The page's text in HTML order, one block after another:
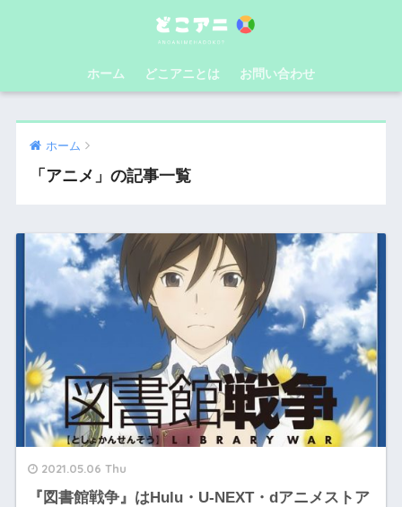
ホーム どこアニとは お問い合わせ
ホーム
「アニメ」の記事一覧
2021.05.06 Thu
『図書館戦争』はHulu・U-NEXT・dアニメストア